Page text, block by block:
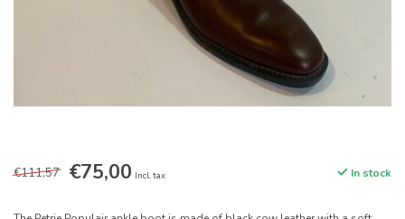
€111,57 €75,00 Incl. tax In stock